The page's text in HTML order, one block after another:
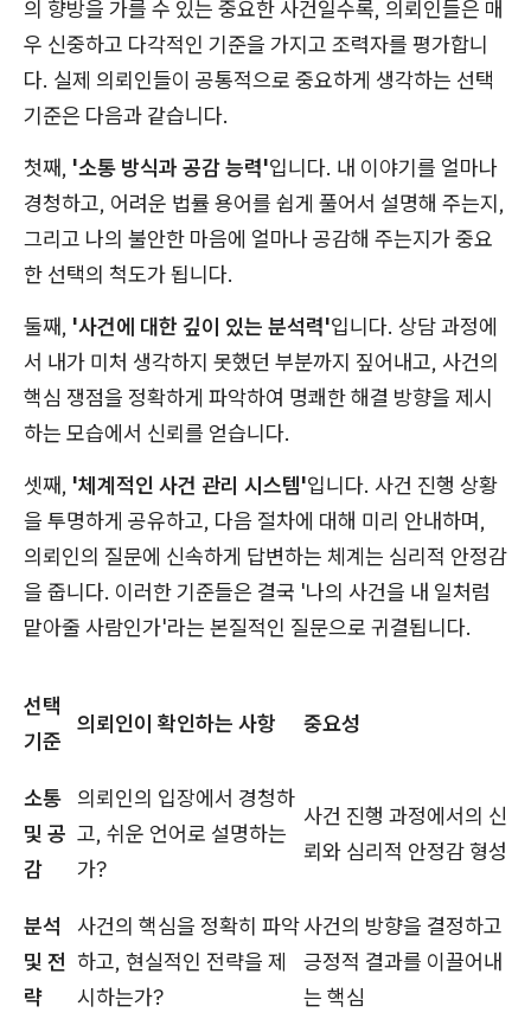
의 향방을 가를 수 있는 중요한 사건일수록, 의뢰인들은 매
우 신중하고 다각적인 기준을 가지고 조력자를 평가합니
다. 실제 의뢰인들이 공통적으로 중요하게 생각하는 선택
기준은 다음과 같습니다.
첫째, '소통 방식과 공감 능력'입니다. 내 이야기를 얼마나
경청하고, 어려운 법률 용어를 쉽게 풀어서 설명해 주는지,
그리고 나의 불안한 마음에 얼마나 공감해 주는지가 중요
한 선택의 척도가 됩니다.
둘째, '사건에 대한 깊이 있는 분석력'입니다. 상담 과정에
서 내가 미처 생각하지 못했던 부분까지 짚어내고, 사건의
핵심 쟁점을 정확하게 파악하여 명쾌한 해결 방향을 제시
하는 모습에서 신뢰를 얻습니다.
셋째, '체계적인 사건 관리 시스템'입니다. 사건 진행 상황
을 투명하게 공유하고, 다음 절차에 대해 미리 안내하며,
의뢰인의 질문에 신속하게 답변하는 체계는 심리적 안정감
을 줍니다. 이러한 기준들은 결국 '나의 사건을 내 일처럼
맡아줄 사람인가'라는 본질적인 질문으로 귀결됩니다.
선택
기준
의뢰인이 확인하는 사항 중요성
소통
및 공
감
의뢰인의 입장에서 경청하
고, 쉬운 언어로 설명하는
가?
사건 진행 과정에서의 신
뢰와 심리적 안정감 형성
분석
및 전
략
사건의 핵심을 정확히 파악
하고, 현실적인 전략을 제
시하는가?
사건의 방향을 결정하고
긍정적 결과를 이끌어내
는 핵심